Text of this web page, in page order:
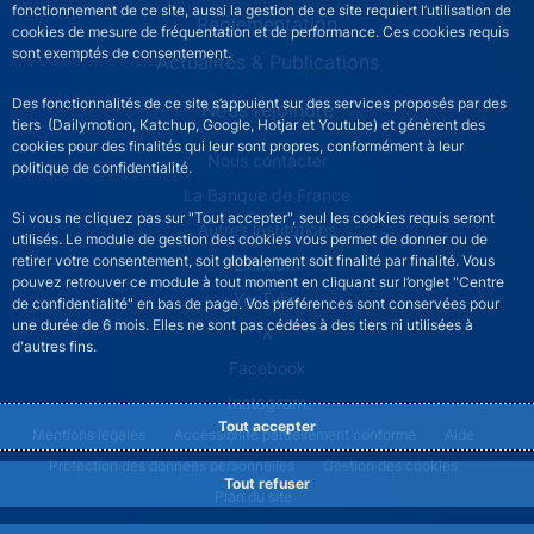
fonctionnement de ce site, aussi la gestion de ce site requiert l’utilisation de
cookies de mesure de fréquentation et de performance. Ces cookies requis
sont exemptés de consentement.
Des fonctionnalités de ce site s’appuient sur des services proposés par des
tiers (Dailymotion, Katchup, Google, Hotjar et Youtube) et génèrent des
cookies pour des finalités qui leur sont propres, conformément à leur
politique de confidentialité.
Si vous ne cliquez pas sur "Tout accepter", seul les cookies requis seront
utilisés. Le module de gestion des cookies vous permet de donner ou de
retirer votre consentement, soit globalement soit finalité par finalité. Vous
pouvez retrouver ce module à tout moment en cliquant sur l’onglet "Centre
de confidentialité" en bas de page. Vos préférences sont conservées pour
une durée de 6 mois. Elles ne sont pas cédées à des tiers ni utilisées à
d'autres fins.
Tout accepter
Tout refuser
Réglementation
Actualités & Publications
Nous rejoindre
ACPR footer secondary menu (French)
Nous contacter
La Banque de France
Autres institutions
LinkedIn
YouTube
X
Facebook
Instagram
ACPR footer legal notice menu
Mentions légales Accessibilité partiellement conforme
Aide
Protection des données personnelles
Gestion des cookies
Plan du site